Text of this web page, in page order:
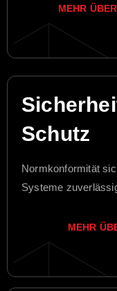
MEHR
Schutz
Normkonformität
Systeme
MEHR